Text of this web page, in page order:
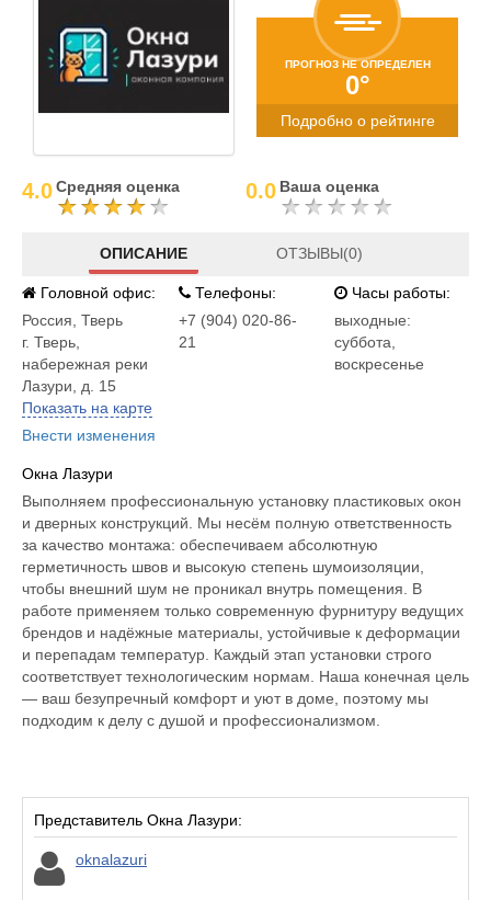
ПРОГНОЗ НЕ ОПРЕДЕЛЕН
0°
Подробно о рейтинге
4.0Средняя оценка 0.0 Ваша оценка
ОПИСАНИЕ ОТЗЫВЫ(0)
Головной офис:
Россия Тверь
г. Тверь,
набережная реки
Лазури, д. 15
Показать на карте
Внести изменения
Телефоны:
+7 (904) 020-86-
21
Часы работы:
выходные:
суббота,
воскресенье
Окна Лазури
Выполняем профессиональную установку пластиковых окон
и дверных конструкций. Мы несём полную ответственность
за качество монтажа: обеспечиваем абсолютную
герметичность швов и высокую степень шумоизоляции,
чтобы внешний шум не проникал внутрь помещения. В
работе применяем только современную фурнитуру ведущих
брендов и надёжные материалы, устойчивые к деформации
и перепадам температур. Каждый этап установки строго
соответствует технологическим нормам. Наша конечная цель
— ваш безупречный комфорт и уют в доме, поэтому мы
подходим к делу с душой и профессионализмом.
Представитель Окна Лазури:
oknalazuri